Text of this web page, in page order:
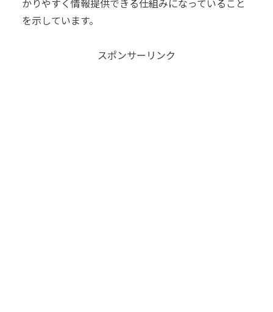
かりやすく情報提供できる仕組みになっていること
を示しています。
スポンサーリンク